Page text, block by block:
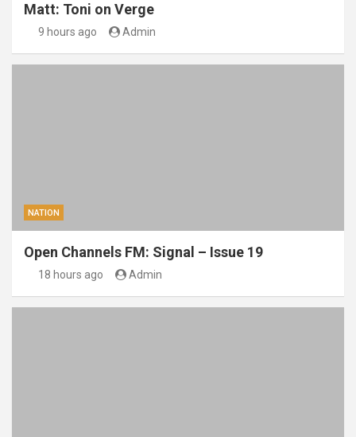
Matt: Toni on Verge
9 hours ago Admin
NATION
Open Channels FM: Signal – Issue 19
18 hours ago Admin